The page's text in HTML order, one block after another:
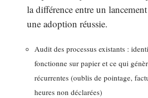
la différence entre un
une adoption réussie.
Audit des processus existants :
fonctionne sur papier et ce qui
récurrentes (oublis de pointage,
heures non déclarées)